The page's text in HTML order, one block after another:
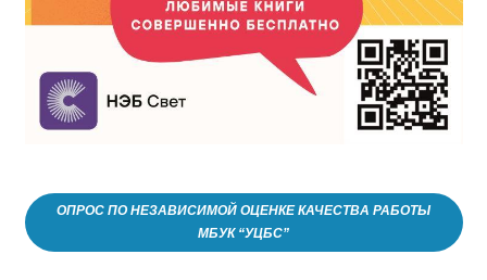
ОПРОС ПО НЕЗАВИСИМОЙ ОЦЕНКЕ КАЧЕСТВА РАБОТЫ
МБУК “УЦБС”